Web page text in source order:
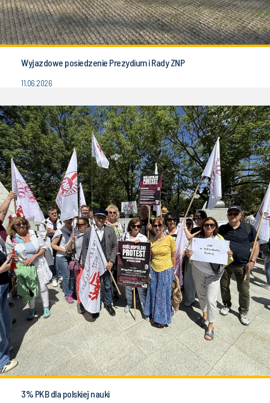
Wyjazdowe posiedzenie Prezydium i Rady ZNP
11.06.2026
3% PKB dla polskiej nauki